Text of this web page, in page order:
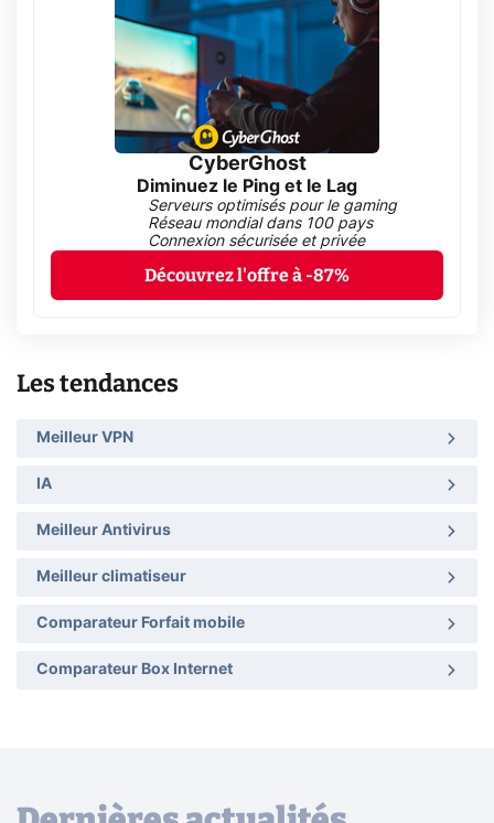
CyberGhost
Diminuez le Ping et le Lag
Serveurs optimisés pour le gaming
Réseau mondial dans 100 pays
Connexion sécurisée et privée
Découvrez l'offre à -87%
Les tendances
Meilleur VPN
IA
Meilleur Antivirus
Meilleur climatiseur
Comparateur Forfait mobile
Comparateur Box Internet